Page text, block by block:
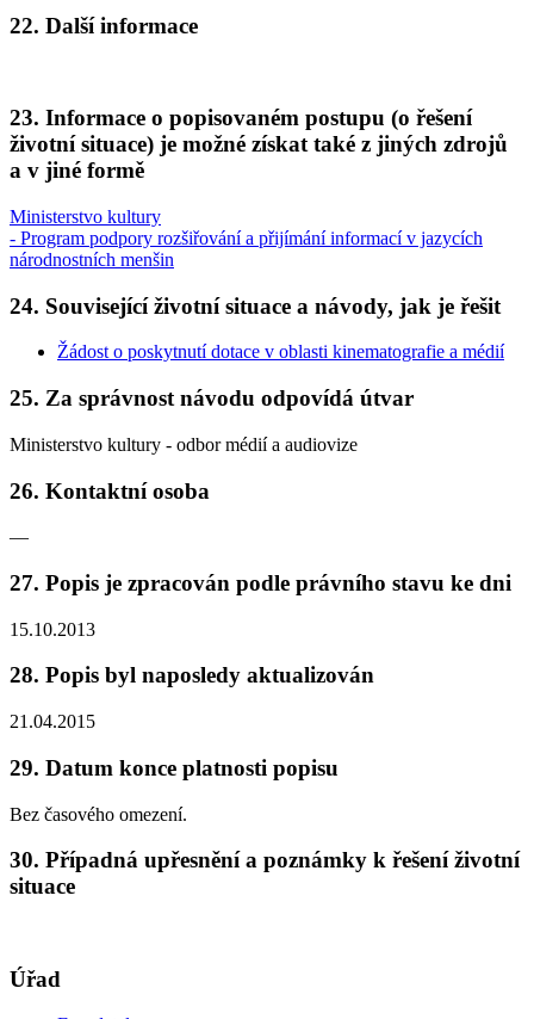
22. Další informace
23. Informace o popisovaném postupu (o řešení
životní situace) je možné získat také z jiných zdrojů
a v jiné formě
Ministerstvo kultury
- Program podpory rozšiřování a přijímání informací v jazycích
národnostních menšin
24. Související životní situace a návody, jak je řešit
Žádost o poskytnutí dotace v oblasti kinematografie a médií
25. Za správnost návodu odpovídá útvar
Ministerstvo kultury - odbor médií a audiovize
26. Kontaktní osoba
—
27. Popis je zpracován podle právního stavu ke dni
15.10.2013
28. Popis byl naposledy aktualizován
21.04.2015
29. Datum konce platnosti popisu
Bez časového omezení.
30. Případná upřesnění a poznámky k řešení životní
situace
Úřad